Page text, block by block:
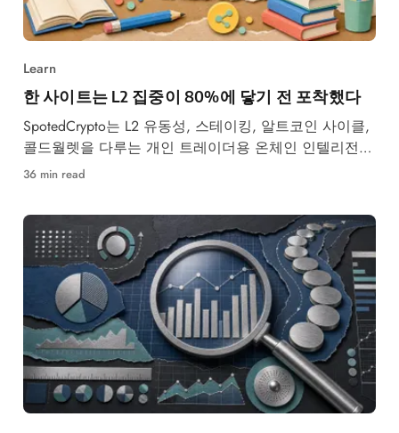
Learn
한 사이트는 L2 집중이 80%에 닿기 전 포착했다
SpotedCrypto는 L2 유동성, 스테이킹, 알트코인 사이클,
콜드월렛을 다루는 개인 트레이더용 온체인 인텔리전스
다.
36 min read